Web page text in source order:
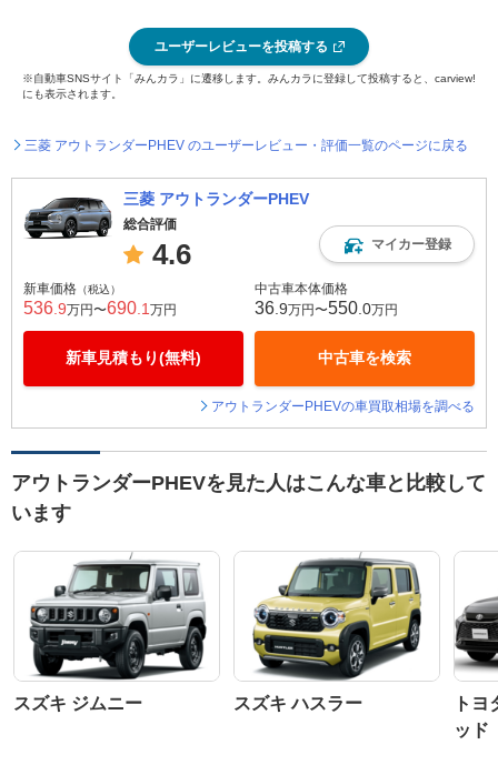
ユーザーレビューを投稿する
※自動車SNSサイト「みんカラ」に遷移します。みんカラに登録して投稿すると、carview!
にも表示されます。
三菱 アウトランダーPHEV のユーザーレビュー・評価一覧のページに戻る
三菱 アウトランダーPHEV
総合評価
4.6 マイカー登録
新車価格 （税込）
536 .9万円〜690 .1 万円
新車見積もり(無料)
中古車本体価格
36 .9万円〜550 .0万円
中古車を検索
アウトランダーPHEVの車買取相場を調べる
アウトランダーPHEVを見た人はこんな車と比較して
います
スズキ ジムニー スズキ ハスラー
ト
ッド